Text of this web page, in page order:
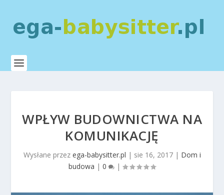
WPŁYW BUDOWNICTWA NA
KOMUNIKACJĘ
Wysłane przez ega-babysitter.pl | sie 16, 2017| Dom i
budowa | 0 |